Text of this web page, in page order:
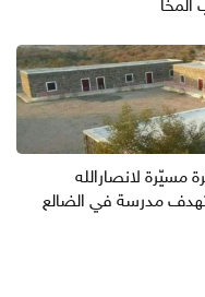
مسيّرة لانصارالله
مدرسة في الضالع